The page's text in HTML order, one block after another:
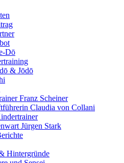
Dō
& Jōdō
Franz Scheiner
Claudia von Collani
Jürgen Stark
Hintergründe